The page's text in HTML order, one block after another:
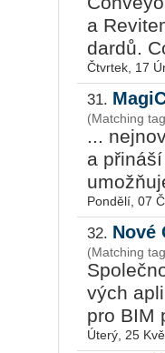
a
dar­dů.
Čtvrtek, 17
31.
(Matching
...
a
Pondělí, 07
32. Nové
(Matching
vých
pro BIM
Úterý, 25